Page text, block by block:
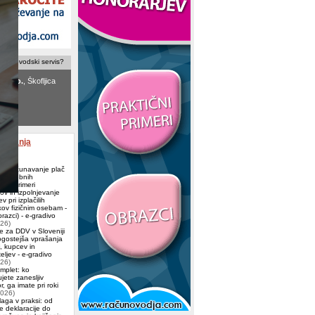
servis?
d.o.o. , Škofljica
Marija s.p.
Obračunavanje plač
osebnih
(primeri
in izpolnjevanje
pri izplačilih
fizičnim osebam -
- e-gradivo
za DDV v Sloveniji
vprašanja
kupcev in
- e-gradivo
ko
zanesljiv
ga imate pri roki
v praksi: od
deklaracije do